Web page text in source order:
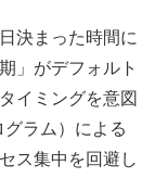
決まった時間に
」がデフォルト
イミングを意図
ラム）による
ス集中を回避し